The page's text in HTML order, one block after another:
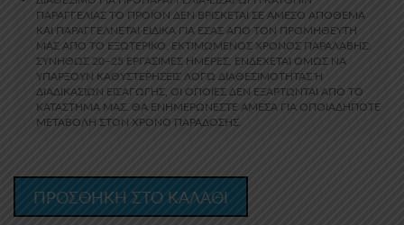
ΠΑΡΑΓΓΕΛΙΑΣ ΤΟ ΠΡΟΪΌΝ ΔΕΝ ΒΡΊΣΚΕΤΑΙ ΣΕ ΆΜΕΣΟ ΑΠΌΘΕΜΑ
ΚΑΙ ΠΑΡΑΓΓΈΛΝΕΤΑΙ ΕΙΔΙΚΆ ΓΙΑ ΕΣΆΣ ΑΠΌ ΤΟΝ ΠΡΟΜΗΘΕΥΤΉ
ΜΑΣ ΑΠΟ ΤΟ ΕΞΩΤΕΡΙΚΟ. ΕΚΤΙΜΏΜΕΝΟΣ ΧΡΌΝΟΣ ΠΑΡΑΛΑΒΉΣ:
ΣΥΝΉΘΩΣ 20–25 ΕΡΓΆΣΙΜΕΣ ΗΜΈΡΕΣ, ΕΝΔΈΧΕΤΑΙ ΌΜΩΣ ΝΑ
ΥΠΆΡΞΟΥΝ ΚΑΘΥΣΤΕΡΉΣΕΙΣ ΛΌΓΩ ΔΙΑΘΕΣΙΜΌΤΗΤΑΣ Ή Δ
ΙΑΔΙΚΑΣΙΏΝ ΕΙΣΑΓΩΓΉΣ, ΟΙ ΟΠΟΊΕΣ ΔΕΝ ΕΞΑΡΤΏΝΤΑΙ ΑΠΌ ΤΟ Κ
ΑΤΆΣΤΗΜΆ ΜΑΣ. ΘΑ ΕΝΗΜΕΡΏΝΕΣΤΕ ΆΜΕΣΑ ΓΙΑ ΟΠΟΙΑΔΉΠΟΤΕ Μ
ΕΤΑΒΟΛΉ ΣΤΟΝ ΧΡΌΝΟ ΠΑΡΆΔΟΣΗΣ.
ΠΡΟΣΘΗΚΗ ΣΤΟ ΚΑΛΑΘΙ